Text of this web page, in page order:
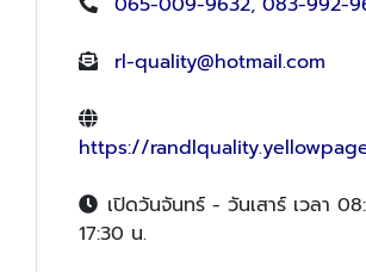
rl-quality@hotmail.com
https://
เปิดวันจันทร์ - วันเสาร์ เวลา
17:30 น.